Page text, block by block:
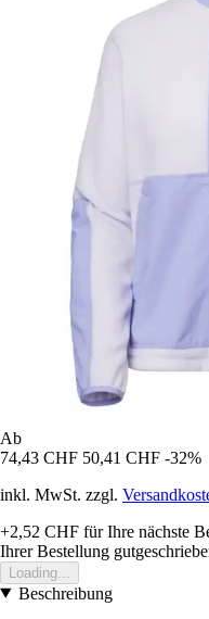
Ab
74,43 CHF 50,41 CHF -32%
inkl. MwSt. zzgl.
+2,52 CHF für Ihre nächste
Ihrer Bestellung
Loading...
Beschreibung